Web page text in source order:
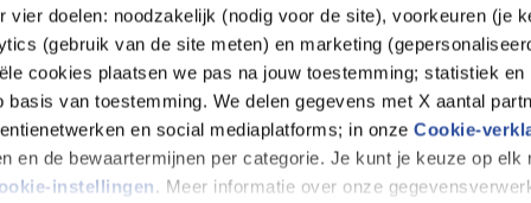
vier doelen: noodzakelijk (nodig voor de site), voorkeuren (je
(gebruik van de site meten) en marketing
cookies plaatsen we pas na jouw toestemming; statistiek en
basis van toestemming. We delen gegevens met X aantal
en social mediaplatforms; in onzeCookie-
en de bewaartermijnen per categorie. Je kunt je keuze op elk
instellingen. Meer informatie over onze
de vriendelijke specialist
Disclaimer Privacy verklaring